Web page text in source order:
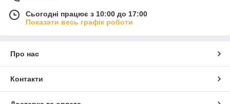
Сьогодні працює з 10:00 до 17:00
Показати весь графік роботи
Про нас
Контакти